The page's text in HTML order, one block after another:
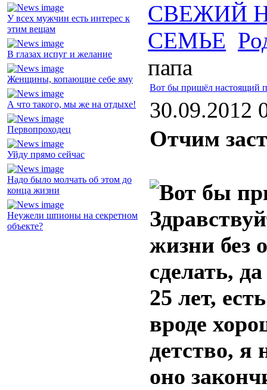
У всех мужчин есть интерес к
этим вещам
В глазах испуг и желание
Женщины, копающие себе яму
А что такого, мы же на отдыхе!
Первопроходец
Уйду прямо сейчас
Надо было молчать об этом до
конца жизни
Неужели шпионы на секретном
объекте?
СВЕЖИЙ
СЕМЬЕ
папа
Вот бы пришёл настоящий
30.09.2012
Отчим
жизни без
сделать,
25 лет,
вроде
детство, я
оно